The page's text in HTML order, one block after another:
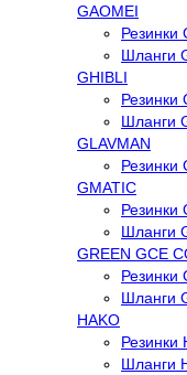
GAOMEI
Резинки
Шланги
GHIBLI
Резинки
Шланги
GLAVMAN
Резинки
GMATIC
Резинки
Шланги
GREEN GCE
Резинки
Шланги
HAKO
Резинки
Шланги